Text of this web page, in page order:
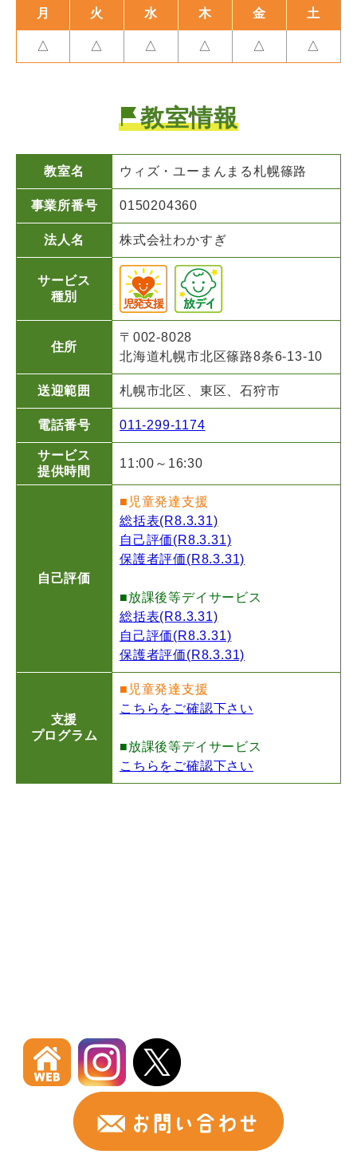
月 火 水 木 金 土
△ △ △ △ △ △
教室情報
教室名 ウィズ・ユー まんまる札幌篠路
事業所番号 0150204360
法人名 株式会社わかすぎ
サービス
種別
住所
〒002-8028
北海道札幌市北区篠路8条6-13-10
送迎範囲 札幌市北区、東区、石狩市
電話番号 011-299-1174
サービス
提供時間
11:00～16:30
自己評価
■児童発達支援
総括表(R8.3.31)
自己評価(R8.3.31)
保護者評価(R8.3.31)
■放課後等デイサービス
総括表(R8.3.31)
自己評価(R8.3.31)
保護者評価(R8.3.31)
支援
プログラム
■児童発達支援
こちらをご確認下さい
■放課後等デイサービス
こちらをご確認下さい